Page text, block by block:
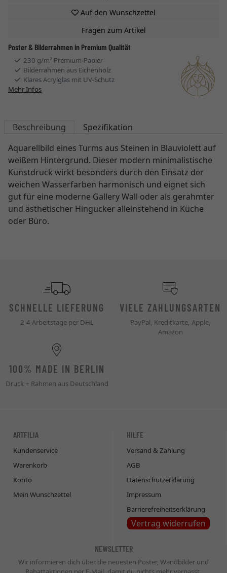
Auf den Wunschzettel
Fragen zum Artikel
Poster & Bilderrahmen in Premium Qualität
230 g/m² Premium-Papier
Bilderrahmen aus Eichenholz
Klares Acrylglas mit UV-Schutz
Mehr Infos
Beschreibung
Spezifikation
Aquarellbild eines Turms aus Steinen in Blauviolett auf
weißem Hintergrund. Dieser modern minimalistische
Kunstdruck wirkt besonders durch den Einsatz der
weichen Wasserfarben harmonisch und eignet sich
gut für eine moderne Gallery Wall oder als gerahmter
und ästhetischer Hingucker alleinstehend in Küche
oder Büro.
SCHNELLE LIEFERUNG
2-4 Arbeitstage per DHL
VIELE ZAHLUNGSARTEN
PayPal, Kreditkarte, Apple,
Amazon
100% MADE IN BERLIN
Druck + Rahmen aus Deutschland
ARTFILIA
Kundenservice
Warenkorb
Konto
Mein Wunschzettel
HILFE
Versand & Zahlung
AGB
Datenschutzerklärung
Impressum
Barrierefreiheitserklärung
Vertrag widerrufen
NEWSLETTER
Wir informieren dich über die neuesten Poster, Wandbilder und